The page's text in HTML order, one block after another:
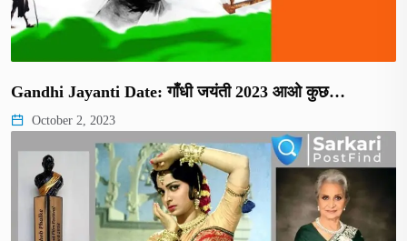
Gandhi Jayanti Date: गाँधी जयंती 2023 आओ कुछ…
October 2, 2023